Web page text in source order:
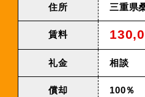
住所 三重県
賃料
礼金 相談
償却 100％